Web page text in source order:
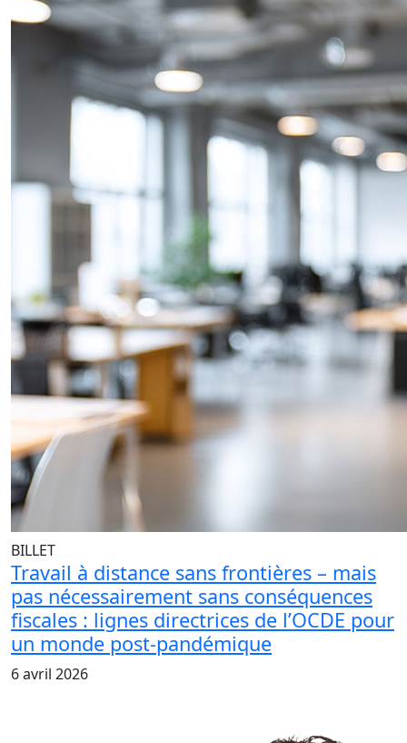
BILLET
Travail à distance sans frontières – mais
pas nécessairement sans conséquences
fiscales : lignes directrices de l’OCDE pour
un monde post-pandémique
6 avril 2026